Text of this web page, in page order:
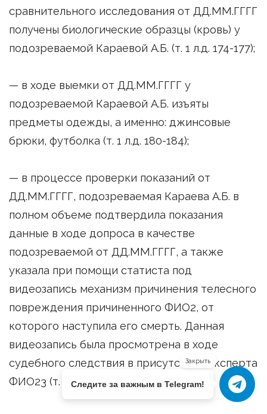
сравнительного исследования от ДД.ММ.ГГГГ
получены биологические образцы (кровь) у
подозреваемой Караевой А.Б. (т. 1 л.д. 174-177);
— в ходе выемки от ДД.ММ.ГГГГ у
подозреваемой Караевой А.Б. изъяты
предметы одежды, а именно: джинсовые
брюки, футболка (т. 1 л.д. 180-184);
— в процессе проверки показаний от
ДД.ММ.ГГГГ, подозреваемая Караева А.Б. в
полном объеме подтвердила показания
данные в ходе допроса в качестве
подозреваемой от ДД.ММ.ГГГГ, а также
указала при помощи статиста под
видеозапись механизм причинения телесного
повреждения причиненного ФИО2, от
которого наступила его смерть. Данная
видеозапись была просмотрена в ходе
судебного следствия в присутствии эксперта
ФИО23 (т. 2 л.д. 120-127);
Закрыть
Следите за важным в Telegram!